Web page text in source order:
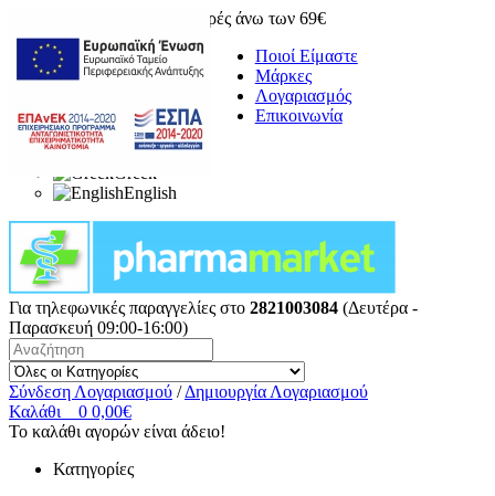
Δωρεάν μεταφορικά για αγορές άνω των 69€
Ποιοί Είμαστε
Μάρκες
Λογαριασμός
Επικοινωνία
Greek
English
Για τηλεφωνικές παραγγελίες στο 2821003084 (Δευτέρα -
Παρασκευή 09:00-16:00)
Σύνδεση Λογαριασμού / Δημιουργία Λογαριασμού
Καλάθι
0 0,00€
Το καλάθι αγορών είναι άδειο!
Κατηγορίες